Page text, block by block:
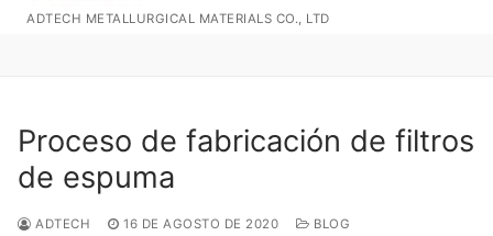
ADTECH METALLURGICAL MATERIALS CO., LTD
Proceso de fabricación de filtros
de espuma
ADTECH 16 DE AGOSTO DE 2020 BLOG